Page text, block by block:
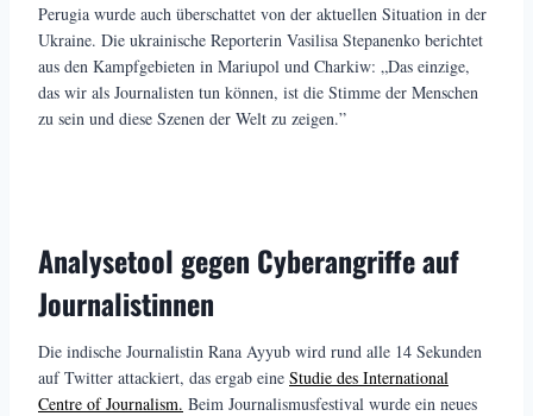
Perugia wurde auch überschattet von der aktuellen Situation in der
Ukraine. Die ukrainische Reporterin Vasilisa Stepanenko berichtet
aus den Kampfgebieten in Mariupol und Charkiw: „Das einzige,
das wir als Journalisten tun können, ist die Stimme der Menschen
zu sein und diese Szenen der Welt zu zeigen.”
Analysetool gegen Cyberangriffe auf
Journalistinnen
Die indische Journalistin Rana Ayyub wird rund alle 14 Sekunden
auf Twitter attackiert, das ergab eine Studie des International
Centre of Journalism. Beim Journalismusfestival wurde ein neues